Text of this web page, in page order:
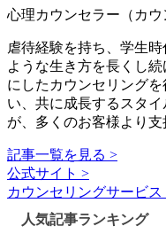
心理カウンセラー（カウ
虐待経験を持ち、学生
ような生き方を長くし
にしたカウンセリング
い、共に成長するスタ
が、多くのお客様より支
記事一覧を見る >
公式サイト >
カウンセリングサービス
人気記事ランキング